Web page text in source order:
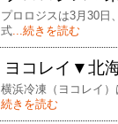
プロロジスは3月30日
式...続きを読む
ヨコレイ▼北
横浜冷凍（ヨコレイ
続きを読む